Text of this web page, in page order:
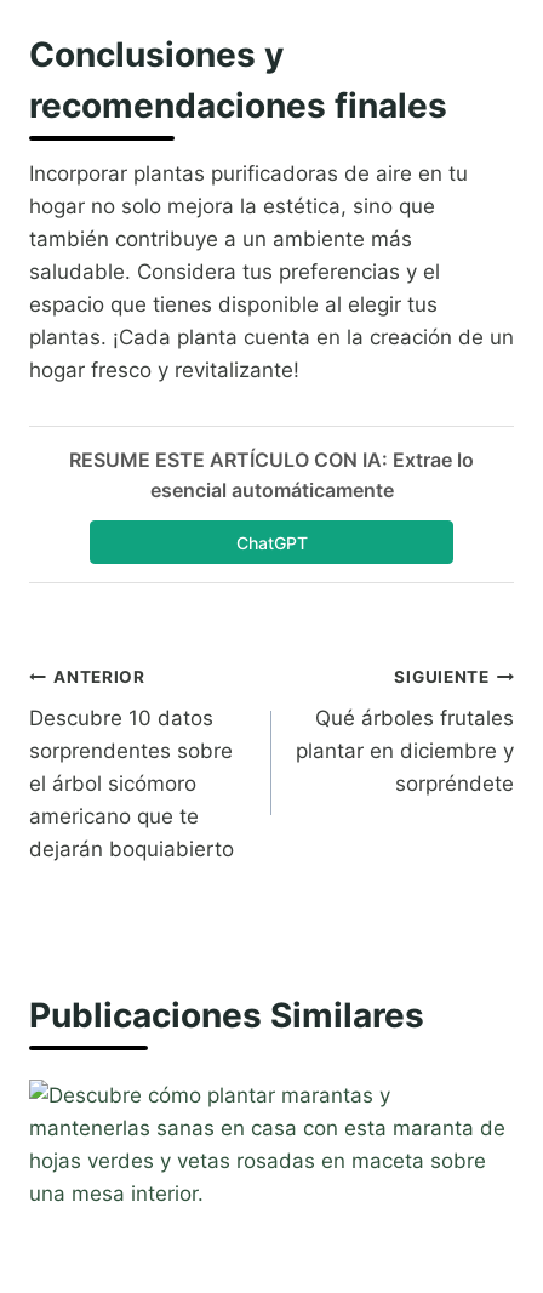
Conclusiones y
recomendaciones finales
Incorporar plantas purificadoras de aire en tu
hogar no solo mejora la estética, sino que
también contribuye a un ambiente más
saludable. Considera tus preferencias y el
espacio que tienes disponible al elegir tus
plantas. ¡Cada planta cuenta en la creación de un
hogar fresco y revitalizante!
RESUME ESTE ARTÍCULO CON IA: Extrae lo
esencial automáticamente
ChatGPT
Navegación
de
entradas
ANTERIOR
Descubre 10 datos
sorprendentes sobre
el árbol sicómoro
americano que te
dejarán boquiabierto
SIGUIENTE
Qué árboles frutales
plantar en diciembre y
sorpréndete
Publicaciones Similares